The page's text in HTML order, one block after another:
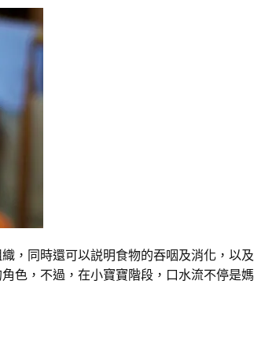
，同時還可以説明食物的吞咽及消化，以及
色，不過，在小寶寶階段，口水流不停是媽